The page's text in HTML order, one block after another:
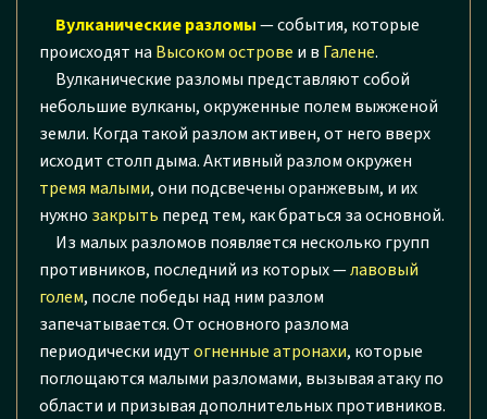
Вулканические разломы— события, которые
происходят на Высоком острове и в Галене.
Вулканические разломы представляют собой
небольшие вулканы, окруженные полем выжженой
земли. Когда такой разлом активен, от него вверх
исходит столп дыма. Активный разлом окружен
тремя малыми, они подсвечены оранжевым, и их
нужно закрыть перед тем, как браться за основной.
Из малых разломов появляется несколько групп
противников, последний из которых —лавовый
голем, после победы над ним разлом
запечатывается. От основного разлома
периодически идутогненные атронахи, которые
поглощаются малыми разломами, вызывая атаку по
области и призывая дополнительных противников.